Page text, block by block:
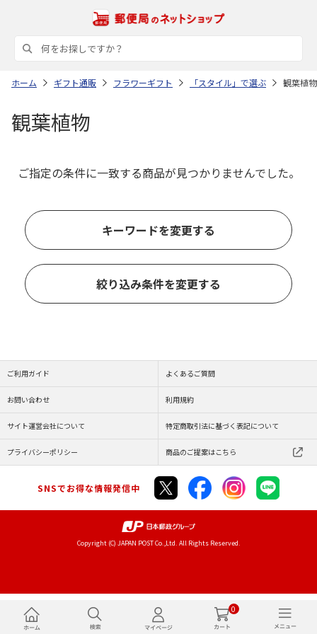
0
ホーム ギフト通販 フラワーギフト 「スタイル」で選ぶ 観葉植物
観葉植物
ご指定の条件に一致する商品が見つかりませんでした。
キーワードを変更する
絞り込み条件を変更する
ご利用ガイド よくあるご質問
お問い合わせ 利用規約
サイト運営会社について 特定商取引法に基づく表記について
プライバシーポリシー 商品のご提案はこちら
SNSでお得な情報発信中
Copyright (C) JAPAN POST Co.,Ltd. All Rights Reserved.